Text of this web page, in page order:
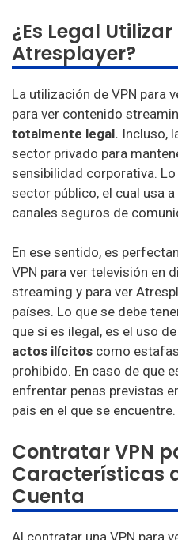
¿Es Legal
Atresplayer?
La utilización de VPN para
para ver contenido
totalmente legal. Incluso,
sector privado para
sensibilidad corporativa.
sector público, el cual usa
canales seguros de
En ese sentido, es
VPN para ver televisión en
streaming y para ver
países. Lo que se debe
que sí es ilegal, es el uso
actos ilícitos como
prohibido. En caso de que
enfrentar penas previstas
país en el que se encuentre.
Contratar VPN
Características
Cuenta
Al contratar una VPN para